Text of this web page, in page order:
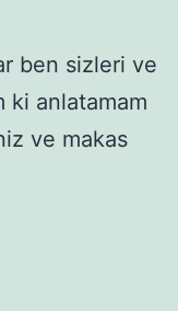
ben sizleri ve
ki anlatamam
ve makas